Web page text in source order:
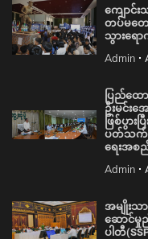
ကျောင်း
တပ်မတေ
သွားရေ
Admin
ပြည်ထေ
ဦးမင်း
ဖြစ်ပွား
ပတ်သက်
ရေးအစ
Admin
အမျိုးသာ
ဆောင်မှု
ပါတီ